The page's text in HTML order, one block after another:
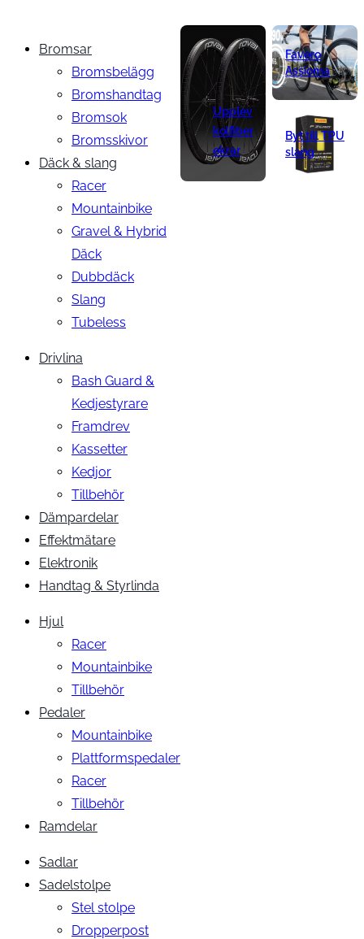
Bromsar
Bromsbelägg
Bromshandtag
Bromsok
Bromsskivor
Däck & slang
Racer
Mountainbike
Gravel & Hybrid
Däck
Dubbdäck
Slang
Tubeless
Drivlina
Bash Guard &
Kedjestyrare
Framdrev
Kassetter
Kedjor
Tillbehör
Dämpardelar
Effektmätare
Elektronik
Handtag & Styrlinda
Hjul
Racer
Mountainbike
Tillbehör
Pedaler
Mountainbike
Plattformspedaler
Racer
Tillbehör
Ramdelar
Sadlar
Sadelstolpe
Stel stolpe
Dropperpost
Upplev
kolfiber
ekrar
Favero
Assioma
Byt till TPU
slang